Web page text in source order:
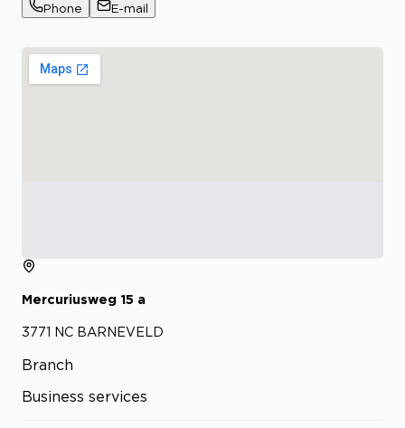
Phone
E-mail
Mercuriusweg 15 a
3771 NC BARNEVELD
Branch
Business services